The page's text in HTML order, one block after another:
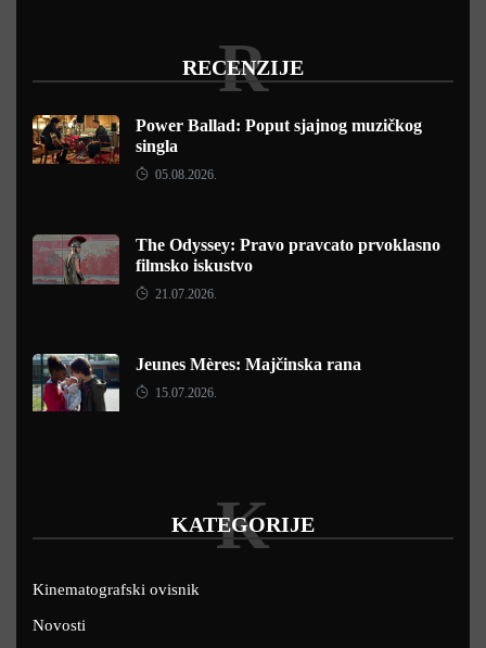
RECENZIJE
R
Power Ballad: Poput sjajnog muzičkog
singla
05.08.2026.
The Odyssey: Pravo pravcato prvoklasno
filmsko iskustvo
21.07.2026.
Jeunes Mères: Majčinska rana
15.07.2026.
KATEGORIJE
K
Kinematografski ovisnik
Novosti